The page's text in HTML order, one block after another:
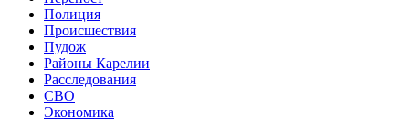
Полиция
Происшествия
Пудож
Районы Карелии
Расследования
СВО
Экономика